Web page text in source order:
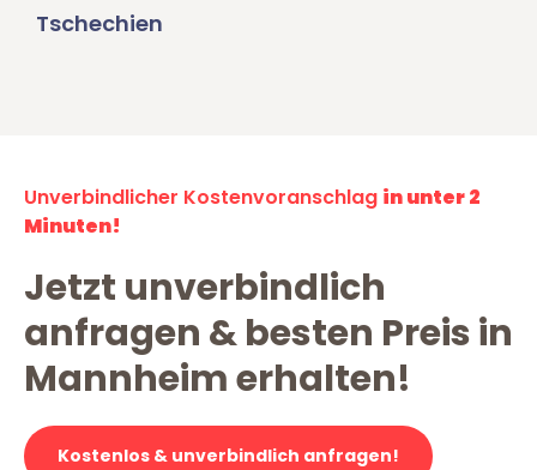
Tschechien
Unverbindlicher Kostenvoranschlag in unter 2
Minuten!
Jetzt unverbindlich
anfragen & besten Preis in
Mannheim erhalten!
Kostenlos & unverbindlich anfragen!